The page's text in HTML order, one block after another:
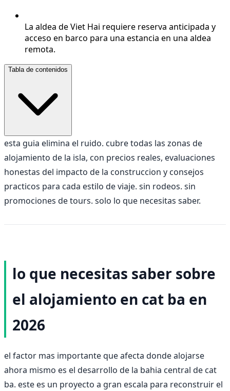
La aldea de Viet Hai requiere reserva anticipada y
acceso en barco para una estancia en una aldea
remota.
Tabla de contenidos
esta guia elimina el ruido. cubre todas las zonas de
alojamiento de la isla, con precios reales, evaluaciones
honestas del impacto de la construccion y consejos
practicos para cada estilo de viaje. sin rodeos. sin
promociones de tours. solo lo que necesitas saber.
lo que necesitas saber sobre
el alojamiento en cat ba en
2026
el factor mas importante que afecta donde alojarse
ahora mismo es el desarrollo de la bahia central de cat
ba. este es un proyecto a gran escala para reconstruir el